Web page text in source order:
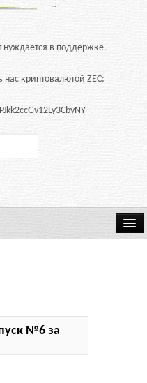
в поддержке.
криптовалютой ZEC:
№6 за